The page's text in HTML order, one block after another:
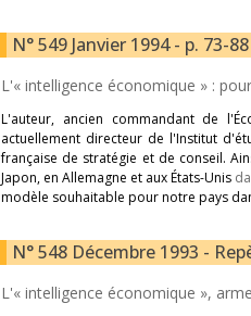
N° 549 Janvier 1994 - p. 73-88
L'« intelligence économique » :
L'auteur, ancien commandant de
actuellement directeur de l'Institut
française de stratégie et de conseil.
Japon, en Allemagne et aux États-Unis
modèle souhaitable pour notre pays
N° 548 Décembre 1993 -
L'« intelligence économique »,